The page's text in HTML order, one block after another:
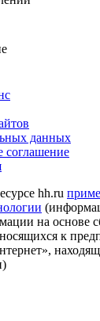
данных
соглашение
hh.ru
на основе
к